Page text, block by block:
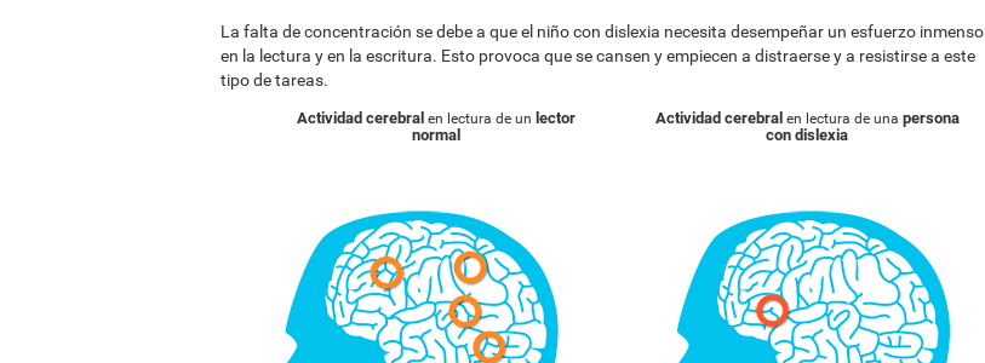
La falta de concentración se debe a que el niño con dislexia necesita desempeñar un esfuerzo inmenso
en la lectura y en la escritura. Esto provoca que se cansen y empiecen a distraerse y a resistirse a este
tipo de tareas.
Actividad cerebral en lectura de un lector
normal
Actividad cerebral en lectura de una persona
con dislexia